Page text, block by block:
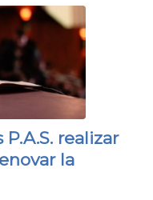
realizar
la